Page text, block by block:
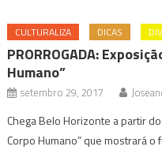
CULTURALIZA DICAS
PRORROGADA:
Humano”
setembro 29, 2017
Chega Belo Horizonte a partir
Corpo Humano” que mostrará